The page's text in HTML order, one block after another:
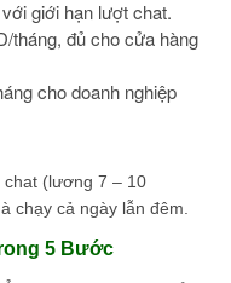
giới hạn lượt chat.
tháng, đủ cho cửa hàng
cho doanh nghiệp
chat (lương 7 – 10
chạy cả ngày lẫn đêm.
5 Bước